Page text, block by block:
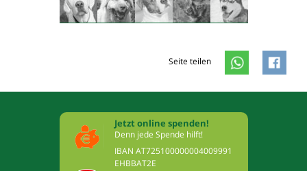
Seite teilen
Jetzt online spenden!
Denn jede Spende hilft!
IBAN AT725100000004009991
EHBBAT2E